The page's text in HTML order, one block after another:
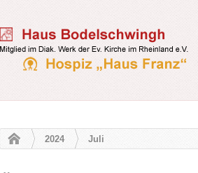
2024 Juli